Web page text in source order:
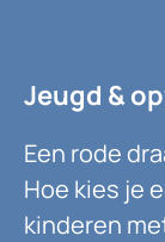
Jeugd &
Een rode
Hoe kies je
kinderen